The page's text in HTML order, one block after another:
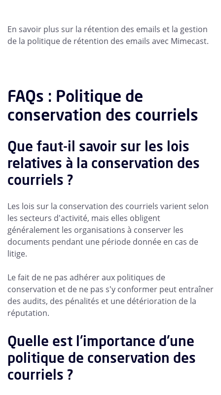
En savoir plus sur la rétention des emails et la gestion
de la politique de rétention des emails avec Mimecast.
FAQs : Politique de
conservation des courriels
Que faut-il savoir sur les lois
relatives à la conservation des
courriels ?
Les lois sur la conservation des courriels varient selon
les secteurs d'activité, mais elles obligent
généralement les organisations à conserver les
documents pendant une période donnée en cas de
litige.
Le fait de ne pas adhérer aux politiques de
conservation et de ne pas s'y conformer peut entraîner
des audits, des pénalités et une détérioration de la
réputation.
Quelle est l'importance d'une
politique de conservation des
courriels ?